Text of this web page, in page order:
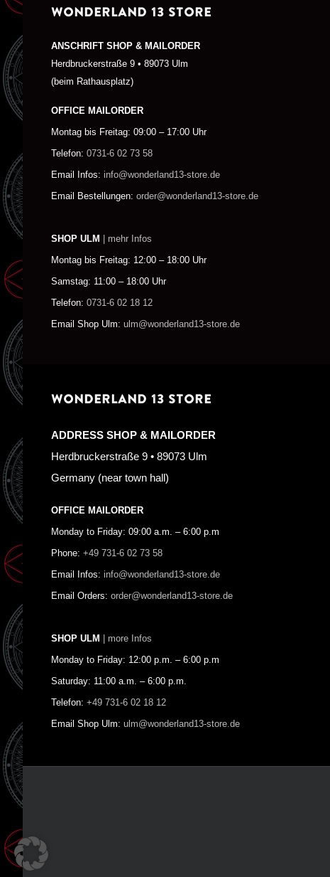
WONDERLAND 13 STORE
ANSCHRIFT SHOP & MAILORDER
Herdbruckerstraße 9 • 89073 Ulm
(beim Rathausplatz)
OFFICE MAILORDER
Montag bis Freitag: 09:00 – 17:00 Uhr
Telefon: 0731-6 02 73 58
Email Infos: info@wonderland13-store.de
Email Bestellungen: order@wonderland13-store.de
SHOP ULM | mehr Infos
Montag bis Freitag: 12:00 – 18:00 Uhr
Samstag: 11:00 – 18:00 Uhr
Telefon: 0731-6 02 18 12
Email Shop Ulm: ulm@wonderland13-store.de
WONDERLAND 13 STORE
ADDRESS SHOP & MAILORDER
Herdbruckerstraße 9 • 89073 Ulm
Germany (near town hall)
OFFICE MAILORDER
Monday to Friday: 09:00 a.m. – 6:00 p.m
Phone: +49 731-6 02 73 58
Email Infos: info@wonderland13-store.de
Email Orders: order@wonderland13-store.de
SHOP ULM | more Infos
Monday to Friday: 12:00 p.m. – 6:00 p.m
Saturday: 11:00 a.m. – 6:00 p.m.
Telefon: +49 731-6 02 18 12
Email Shop Ulm: ulm@wonderland13-store.de